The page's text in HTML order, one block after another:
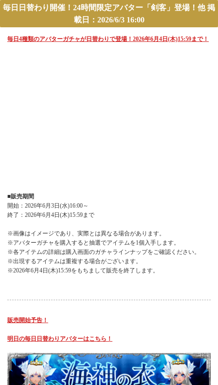
毎日日替わり開催！24時間限定アバター「剣客」登場！他 掲
載日：2026/6/3 16:00
毎日4種類のアバターガチャが日替わりで登場！2026年6月4日(木)15:59まで！
■販売期間
開始：2026年6月3日(水)16:00～
終了：2026年6月4日(木)15:59まで
※画像はイメージであり、実際とは異なる場合があります。
※アバターガチャを購入すると抽選でアイテムを1個入手します。
※各アイテムの詳細は購入画面のガチャラインナップをご確認ください。
※出現するアイテムは重複する場合がございます。
※2026年6月4日(木)15:59をもちまして販売を終了します。
販売開始予告！
明日の毎日日替わりアバターはこちら！